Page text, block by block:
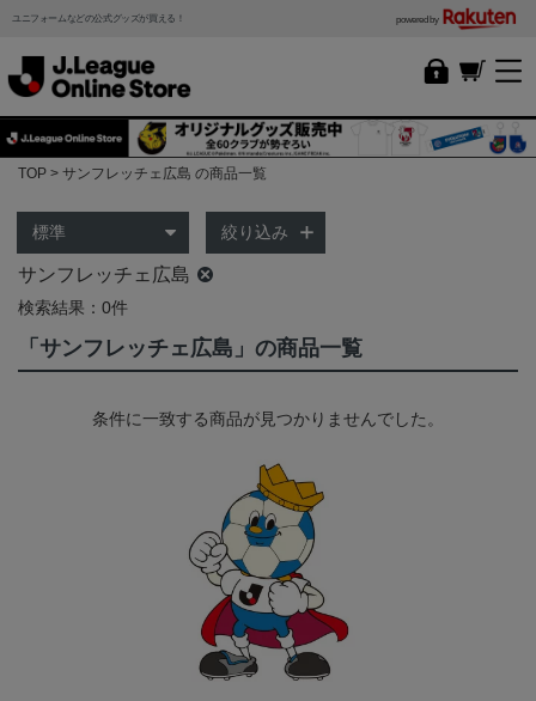
ユニフォームなどの公式グッズが買える！ powered by
TOP サンフレッチェ広島 の商品一覧
絞り込み
サンフレッチェ広島
検索結果：0件
「サンフレッチェ広島」の商品一覧
条件に一致する商品が見つかりませんでした。